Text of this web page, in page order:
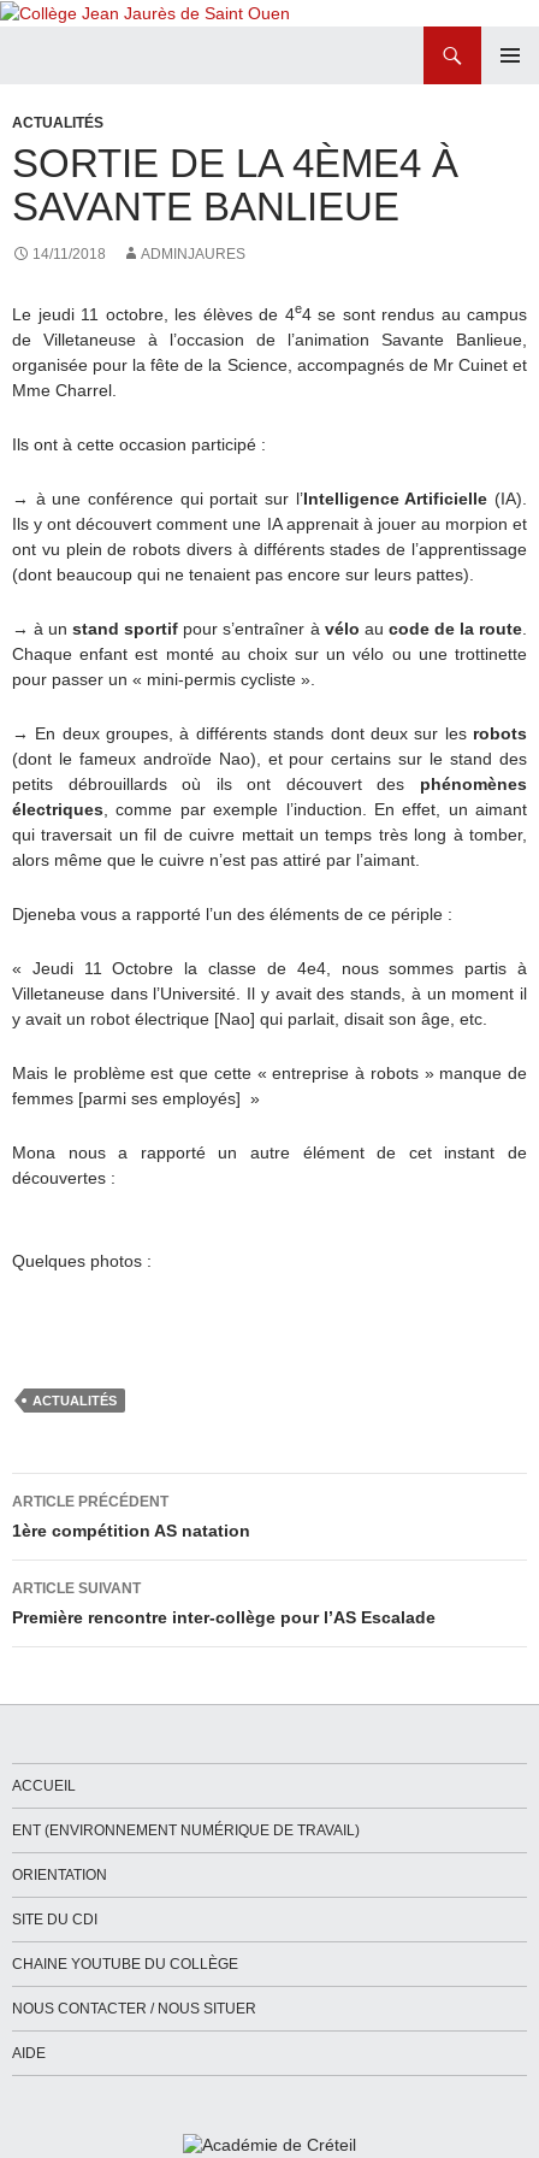
CONTENU
ACTUALITÉS
SORTIE DE LA 4ÈME4 À
SAVANTE BANLIEUE
14/11/2018 ADMINJAURES
Le jeudi 11 octobre, les élèves de 4e4 se sont rendus au campus
de Villetaneuse à l’occasion de l’animation Savante Banlieue,
organisée pour la fête de la Science, accompagnés de Mr Cuinet et
Mme Charrel.
Ils ont à cette occasion participé :
→ à une conférence qui portait sur l’Intelligence Artificielle (IA).
Ils y ont découvert comment une IA apprenait à jouer au morpion et
ont vu plein de robots divers à différents stades de l’apprentissage
(dont beaucoup qui ne tenaient pas encore sur leurs pattes).
→ à unstand sportif pour s’entraîner à vélo au code de la route
Chaque enfant est monté au choix sur un vélo ou une trottinette
pour passer un « mini-permis cycliste ».
→ En deux groupes, à différents stands dont deux sur les robots
(dont le fameux androïde Nao), et pour certains sur le stand des
petits débrouillards où ils ont découvert des phénomènes
électriques , comme par exemple l’induction. En effet, un aimant
qui traversait un fil de cuivre mettait un temps très long à tomber,
alors même que le cuivre n’est pas attiré par l’aimant.
Djeneba vous a rapporté l’un des éléments de ce périple :
« Jeudi 11 Octobre la classe de 4e4, nous sommes partis à
Villetaneuse dans l’Université. Il y avait des stands, à un moment il
y avait un robot électrique [Nao] qui parlait, disait son âge, etc.
Mais le problème est que cette « entreprise à robots » manque de
femmes [parmi ses employés] »
Mona nous a rapporté un autre élément de cet instant de
découvertes :
Quelques photos :
ACTUALITÉS
Navigation
des
articles
ARTICLE PRÉCÉDENT
1ère compétition AS natation
ARTICLE SUIVANT
Première rencontre inter-collège pour l’AS Escalade
ACCUEIL
ENT (ENVIRONNEMENT NUMÉRIQUE DE TRAVAIL)
ORIENTATION
SITE DU CDI
CHAINE YOUTUBE DU COLLÈGE
NOUS CONTACTER / NOUS SITUER
AIDE